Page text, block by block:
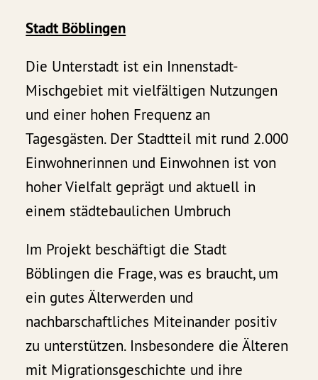
Stadt Böblingen
Die Unterstadt ist ein Innenstadt-
Mischgebiet mit vielfältigen Nutzungen
und einer hohen Frequenz an
Tagesgästen. Der Stadtteil mit rund 2.000
Einwohnerinnen und Einwohnen ist von
hoher Vielfalt geprägt und aktuell in
einem städtebaulichen Umbruch
Im Projekt beschäftigt die Stadt
Böblingen die Frage, was es braucht, um
ein gutes Älterwerden und
nachbarschaftliches Miteinander positiv
zu unterstützen. Insbesondere die Älteren
mit Migrationsgeschichte und ihre